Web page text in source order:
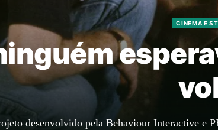
CINEMA E
desenvolvido pela Behaviour Interactive e